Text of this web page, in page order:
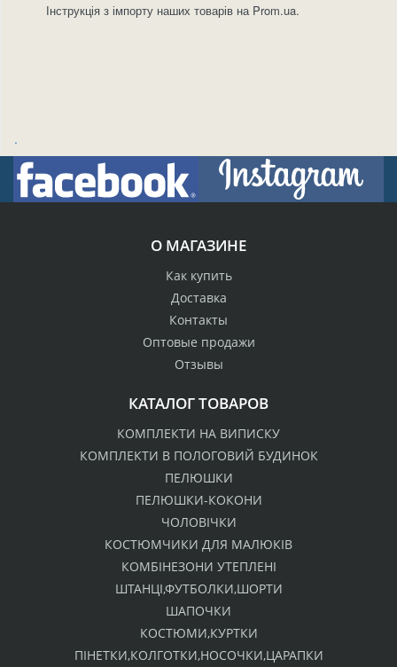
Інструкція з імпорту наших товарів на Prom.ua.
.
О МАГАЗИНЕ
Как купить
Доставка
Контакты
Оптовые продажи
Отзывы
КАТАЛОГ ТОВАРОВ
КОМПЛЕКТИ НА ВИПИСКУ
КОМПЛЕКТИ В ПОЛОГОВИЙ БУДИНОК
ПЕЛЮШКИ
ПЕЛЮШКИ-КОКОНИ
ЧОЛОВІЧКИ
КОСТЮМЧИКИ ДЛЯ МАЛЮКІВ
КОМБІНЕЗОНИ УТЕПЛЕНІ
ШТАНЦІ,ФУТБОЛКИ,ШОРТИ
ШАПОЧКИ
КОСТЮМИ,КУРТКИ
ПІНЕТКИ,КОЛГОТКИ,НОСОЧКИ,ЦАРАПКИ